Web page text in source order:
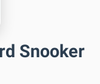
Snooker